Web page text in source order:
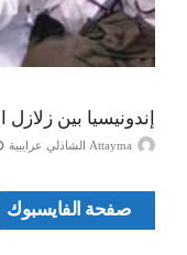
إندونيسيا بين
Attayma الشاذلي عرايبية
صفحة الفايسبوك